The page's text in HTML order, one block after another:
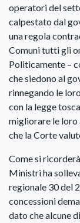
operatori del
calpestato dal
una regola
Comuni tutti gli
Politicamente –
che siedono al
rinnegando le
con la legge
migliorare le
che la Corte
Come si
Ministri ha
regionale 30 del
concessioni
dato che alcune